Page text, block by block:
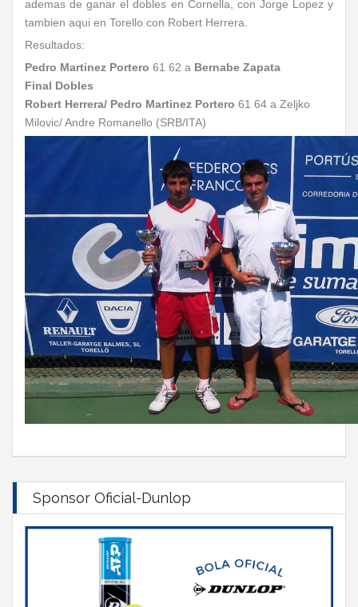
ademas de ganar el dobles en Cornella, con Jorge Lopez y
tambien aqui en Torello con Robert Herrera.
Resultados:
Pedro Martinez Portero 61 62 a Bernabe Zapata
Final Dobles
Robert Herrera/ Pedro Martinez Portero 61 64 a Zeljko
Milovic/ Andre Romanello (SRB/ITA)
Sponsor Oficial-Dunlop